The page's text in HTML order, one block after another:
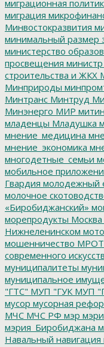
миграционная
миграция
Минвостокразвития
минимальный размер
министерство
просвещения
строительства и ЖКХ
Минприроды
Минтранс Минтруд
Минэнерго МИР
младенцы Младушка
мнение_медицина
мнение_экономика
многодетные_семьи
мобильное
Гвардия молодежный
молочное
«Биробиджанский»
морепродукты Москва
Нижнеленинском
мошенничество МРОТ
современного
муниципалитеты
муниципальное
"ГТС" МУП "ГУК МУП
мусор мусорная
МЧС МЧС РФ мэр
мэрия_Биробиджана
Навальный навигация